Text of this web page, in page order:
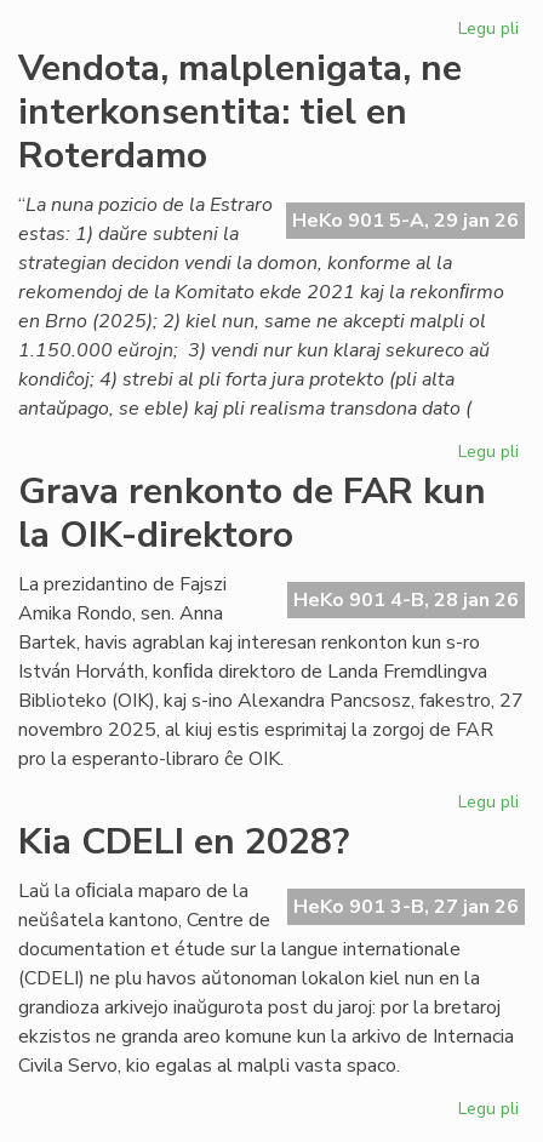
Legu pli
Vendota, malplenigata, ne
interkonsentita: tiel en
Roterdamo
HeKo 901 5-A, 29 jan 26
“La nuna pozicio de la Estraro
estas: 1) daŭre subteni la
strategian decidon vendi la domon, konforme al la
rekomendoj de la Komitato ekde 2021 kaj la rekonﬁrmo
en Brno (2025); 2) kiel nun, same ne akcepti malpli ol
1.150.000 eŭrojn; 3) vendi nur kun klaraj sekureco aŭ
kondiĉoj; 4) strebi al pli forta jura protekto (pli alta
antaŭpago, se eble) kaj pli realisma transdona dato (
Legu pli
tiel
Grava renkonto de FAR kun
la OIK-direktoro
HeKo 901 4-B, 28 jan 26
La prezidantino de Fajszi
Amika Rondo, sen. Anna
Bartek, havis agrablan kaj interesan renkonton kun s-ro
István Horváth, konﬁda direktoro de Landa Fremdlingva
Biblioteko (OIK), kaj s-ino Alexandra Pancsosz, fakestro, 27
novembro 2025, al kiuj estis esprimitaj la zorgoj de FAR
pro la esperanto-libraro ĉe OIK.
Legu pli
Kia CDELI en 2028?
HeKo 901 3-B, 27 jan 26
Laŭ la oﬁciala maparo de la
neŭŝatela kantono, Centre de
documentation et étude sur la langue internationale
(CDELI) ne plu havos aŭtonoman lokalon kiel nun en la
grandioza arkivejo inaŭgurota post du jaroj: por la bretaroj
ekzistos ne granda areo komune kun la arkivo de Internacia
Civila Servo, kio egalas al malpli vasta spaco.
Legu pli